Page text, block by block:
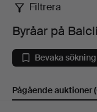
Byråar
på
Balclis
Filtrera
Byråar på
Bevaka sökning
Pågående auktioner